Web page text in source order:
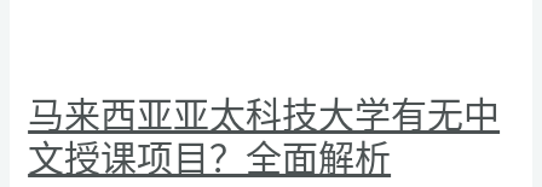
马来西亚亚太科技大学有无中
文授课项目？全面解析